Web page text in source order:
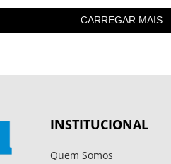
CARREGAR MAIS
INSTITUCIONAL
Quem Somos